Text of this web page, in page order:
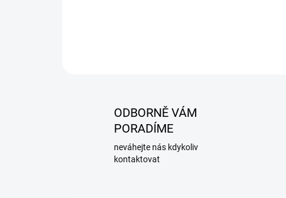
ODBORNĚ VÁM
PORADÍME
neváhejte nás kdykoliv
kontaktovat